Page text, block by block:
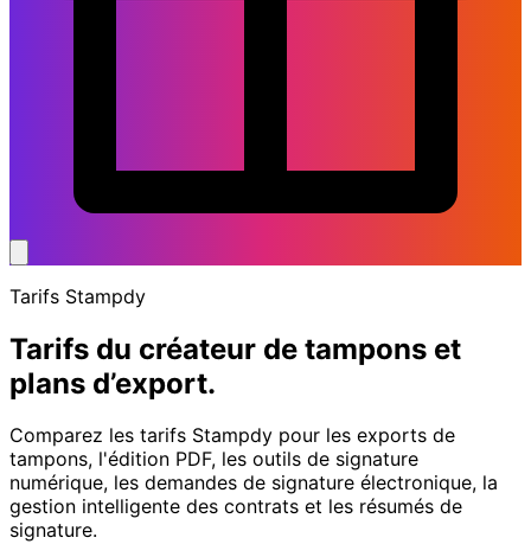
Tarifs Stampdy
Tarifs du créateur de tampons et
plans d’export.
Comparez les tarifs Stampdy pour les exports de
tampons, l'édition PDF, les outils de signature
numérique, les demandes de signature électronique, la
gestion intelligente des contrats et les résumés de
signature.